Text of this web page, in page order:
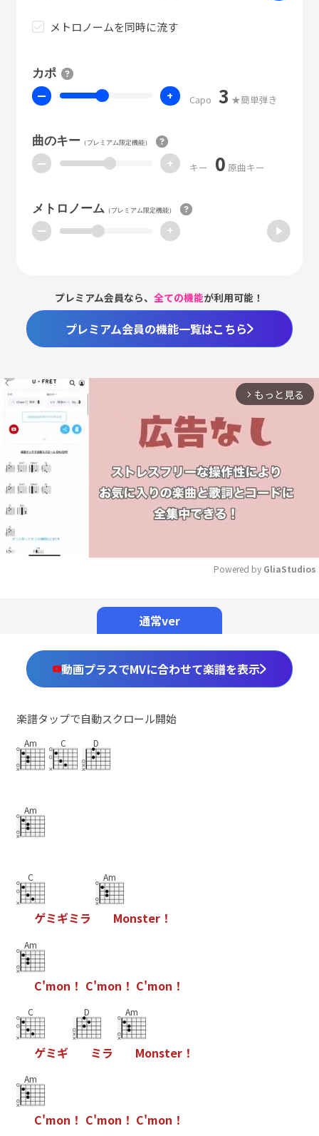
メトロノームを同時に流す
カポ
ー + Capo 3 ★簡単弾き
曲のキー（プレミアム限定機能）
ー + キー 0 原曲キー
メトロノーム （プレミアム限定機能）
ー +
プレミアム会員なら、全ての機能が利用可能！
プレミアム会員の機能一覧はこちら
arrow_forward_ios もっと見る
Powered by GliaStudios
通常ver
動画プラスでMVに合わせて楽譜を表示
楽譜タップで自動スクロール開始
Am C D
Am
C
ゲミギミラ
Am
Monster！
Am
C'mon ！ C'mon ！ C'mon ！
C
ゲミギ
D
ミラ
Am
Monster！
Am
C'mon ！ C'mon ！ C'mon ！